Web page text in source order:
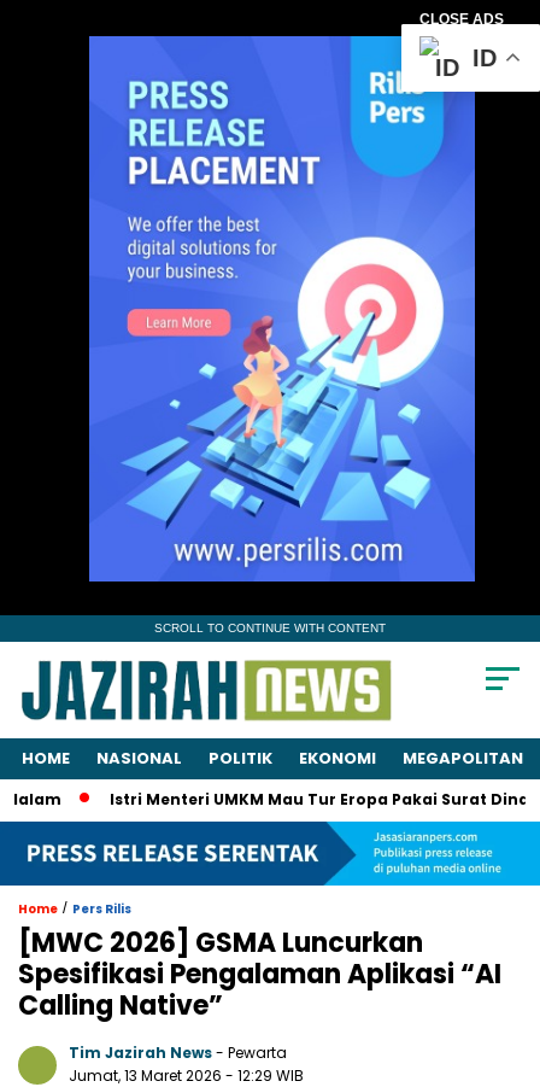
CLOSE ADS
SCROLL TO CONTINUE WITH CONTENT
HOME NASIONAL POLITIK EKONOMI MEGAPOLITAN
Istri Menteri UMKM Mau Tur Eropa Pakai Surat Dinas? KPK
Home / Pers Rilis
[MWC 2026] GSMA Luncurkan
Spesifikasi Pengalaman Aplikasi “AI
Calling Native”
Tim Jazirah News- Pewarta
Jumat, 13 Maret 2026 - 12:29 WIB
ID